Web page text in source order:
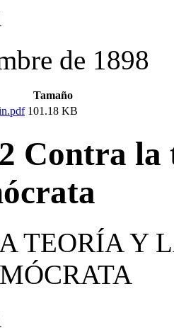
de 1898
Tamaño
101.18 KB
Contra
TEORÍA Y